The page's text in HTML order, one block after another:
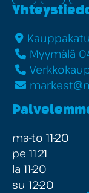
Myymälä
ma-to 11-20
pe 11-21
la 11-20
su 12-20